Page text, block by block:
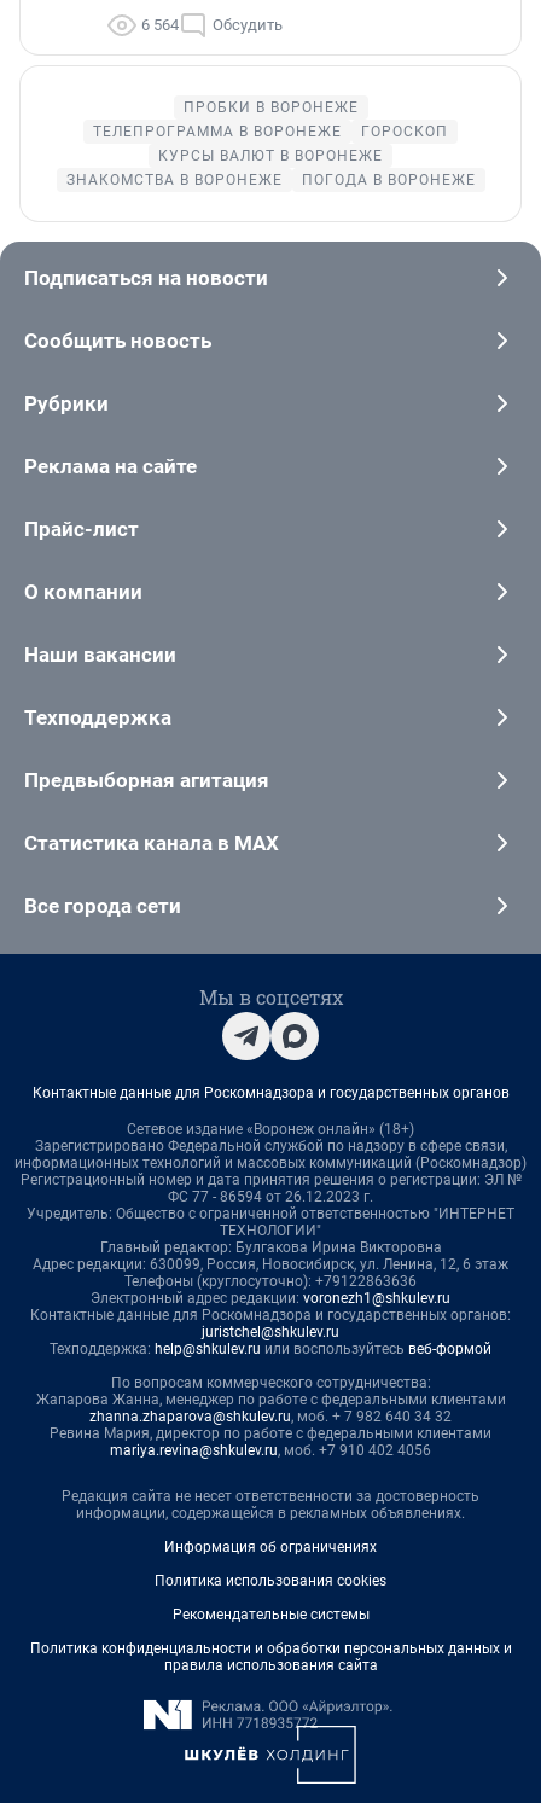
6 564 Обсудить
ПРОБКИ В ВОРОНЕЖЕ
ТЕЛЕПРОГРАММА В ВОРОНЕЖЕ
ГОРОСКОП
КУРСЫ ВАЛЮТ В ВОРОНЕЖЕ
ЗНАКОМСТВА В ВОРОНЕЖЕ
ПОГОДА В ВОРОНЕЖЕ
Подписаться на новости
Сообщить новость
Рубрики
Реклама на сайте
Прайс-лист
О компании
Наши вакансии
Техподдержка
Предвыборная агитация
Статистика канала в MAX
Все города сети
Мы в соцсетях
Контактные данные для Роскомнадзора и государственных органов
Сетевое издание «Воронеж онлайн» (18+)
Зарегистрировано Федеральной службой по надзору в сфере связи,
информационных технологий и массовых коммуникаций (Роскомнадзор)
Регистрационный номер и дата принятия решения о регистрации: ЭЛ №
ФС 77 - 86594 от 26.12.2023 г.
Учредитель: Общество с ограниченной ответственностью "ИНТЕРНЕТ
ТЕХНОЛОГИИ"
Главный редактор: Булгакова Ирина Викторовна
Адрес редакции: 630099, Россия, Новосибирск, ул. Ленина, 12, 6 этаж
Телефоны (круглосуточно): +79122863636
Электронный адрес редакции: voronezh1@shkulev.ru
Контактные данные для Роскомнадзора и государственных органов:
juristchel@shkulev.ru
Техподдержка: help@shkulev.ru или воспользуйтесь веб-формой
По вопросам коммерческого сотрудничества:
Жапарова Жанна, менеджер по работе с федеральными клиентами
zhanna.zhaparova@shkulev.ru, моб. + 7 982 640 34 32
Ревина Мария, директор по работе с федеральными клиентами
mariya.revina@shkulev.ru, моб. +7 910 402 4056
Редакция сайта не несет ответственности за достоверность
информации, содержащейся в рекламных объявлениях.
Информация об ограничениях
Политика использования cookies
Рекомендательные системы
Политика конфиденциальности и обработки персональных данных и
правила использования сайта